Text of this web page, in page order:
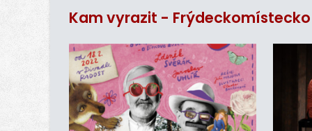
Kam vyrazit - Frýdeckomístecko